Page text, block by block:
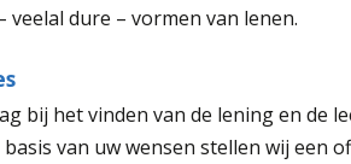
dure – vormen van lenen.
bij het vinden van de lening en de
van uw wensen stellen wij een